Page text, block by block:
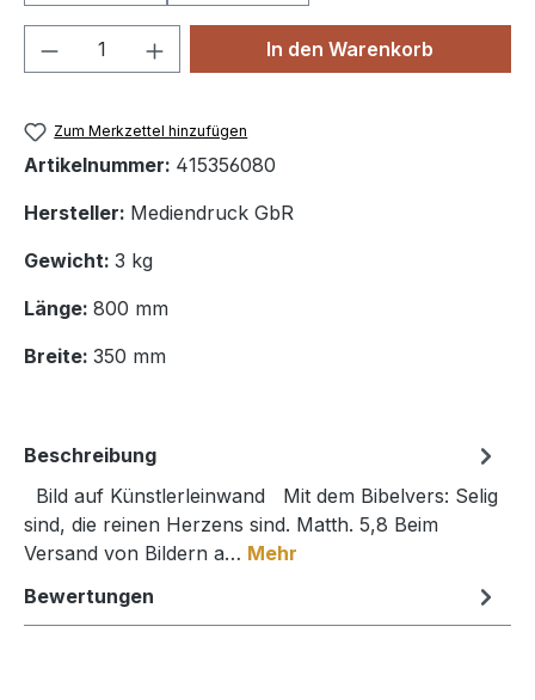
Produkt Anzahl: Gib denIn den Warenkorb
Zum Merkzettel hinzufügen
Artikelnummer: 415356080
Hersteller: Mediendruck GbR
Gewicht: 3 kg
Länge: 800 mm
Breite: 350 mm
Beschreibung
Bild auf Künstlerleinwand Mit dem Bibelvers: Selig
sind, die reinen Herzens sind. Matth. 5,8 Beim
Versand von Bildern a… Mehr
Bewertungen